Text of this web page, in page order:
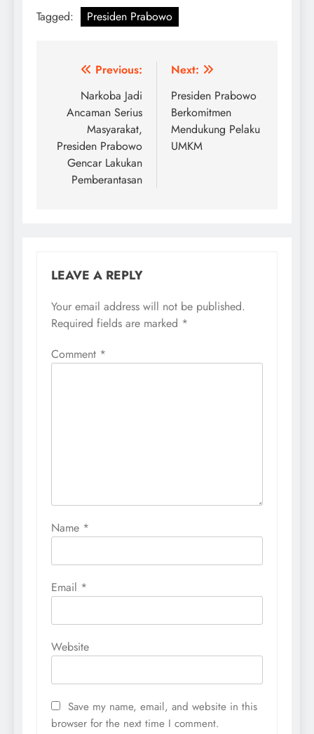
Tagged: Presiden Prabowo
Post
navigation
Previous:
Narkoba Jadi
Ancaman Serius
Masyarakat,
Presiden Prabowo
Gencar Lakukan
Pemberantasan
Next:
Presiden Prabowo
Berkomitmen
Mendukung Pelaku
UMKM
LEAVE A REPLY
Your email address will not be published.
Required fields are marked *
Comment *
Name *
Email *
Website
Save my name, email, and website in this
browser for the next time I comment.